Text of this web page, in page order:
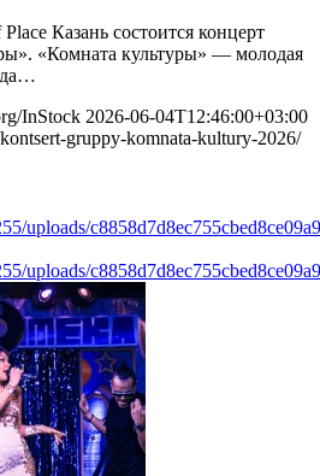
Казань состоится концерт
«Комната культуры» — молодая
InStock 2026-06-04T12:46:00+03:00
gruppy-komnata-kultury-2026/
uploads/
uploads/